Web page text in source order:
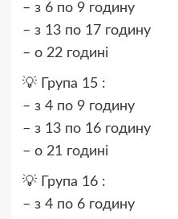
– з 6 по 9 годину
– з 13 по 17 годину
– о 22 годині
💡 Група 15 :
– з 4 по 9 годину
– з 13 по 16 годину
– о 21 годині
💡 Група 16 :
– з 4 по 6 годину